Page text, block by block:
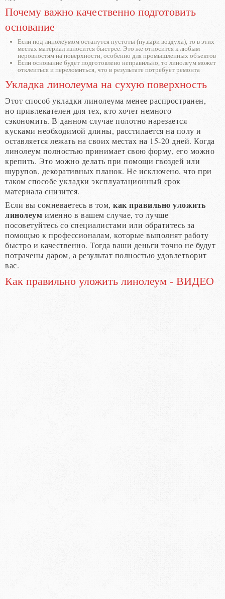
Почему важно качественно подготовить
основание
Если под линолеумом останутся пустоты (пузыри воздуха), то в этих
местах материал износится быстрее. Это же относится к любым
неровностям на поверхности, особенно для промышленных объектов
Если основание будет подготовлено неправильно, то линолеум может
отклеиться и переломиться, что в результате потребует ремонта
Укладка линолеума на сухую поверхность
Этот способ укладки линолеума менее распространен,
но привлекателен для тех, кто хочет немного
сэкономить. В данном случае полотно нарезается
кусками необходимой длины, расстилается на полу и
оставляется лежать на своих местах на 15-20 дней. Когда
линолеум полностью принимает свою форму, его можно
крепить. Это можно делать при помощи гвоздей или
шурупов, декоративных планок. Не исключено, что при
таком способе укладки эксплуатационный срок
материала снизится.
Если вы сомневаетесь в том, как правильно уложить
линолеум именно в вашем случае, то лучше
посоветуйтесь со специалистами или обратитесь за
помощью к профессионалам, которые выполнят работу
быстро и качественно. Тогда ваши деньги точно не будут
потрачены даром, а результат полностью удовлетворит
вас.
Как правильно уложить линолеум - ВИДЕО